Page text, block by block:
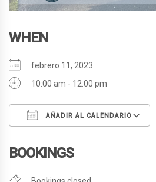
WHEN
febrero 11, 2023
10:00 am - 12:00 pm
AÑADIR AL CALENDARIO
BOOKINGS